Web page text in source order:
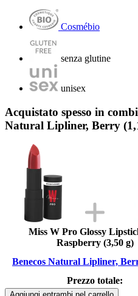
Cosmébio
senza glutine
unisex
Acquistato spesso in
Natural Lipliner, Berry
Miss W Pro Glossy
Raspberry (3,50 g)
Benecos Natural Lipliner,
Prezzo totale: